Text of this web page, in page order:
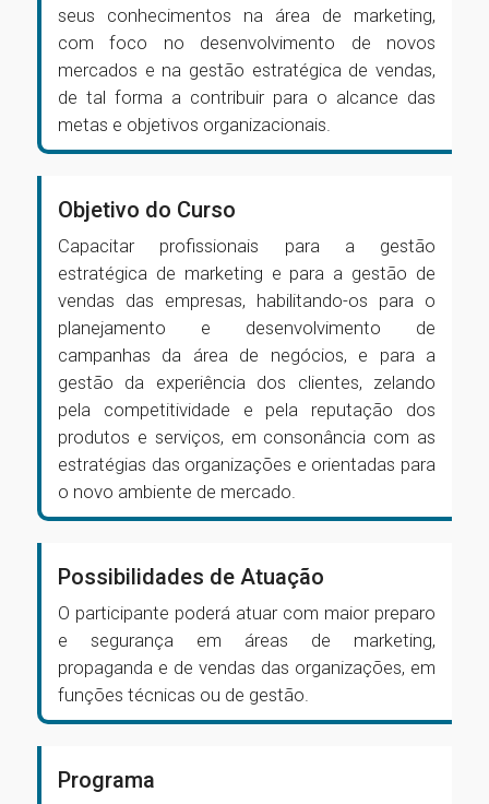
seus conhecimentos na área de marketing,
com foco no desenvolvimento de novos
mercados e na gestão estratégica de vendas,
de tal forma a contribuir para o alcance das
metas e objetivos organizacionais.
Objetivo do Curso
Capacitar profissionais para a gestão
estratégica de marketing e para a gestão de
vendas das empresas, habilitando-os para o
planejamento e desenvolvimento de
campanhas da área de negócios, e para a
gestão da experiência dos clientes, zelando
pela competitividade e pela reputação dos
produtos e serviços, em consonância com as
estratégias das organizações e orientadas para
o novo ambiente de mercado.
Possibilidades de Atuação
O participante poderá atuar com maior preparo
e segurança em áreas de marketing,
propaganda e de vendas das organizações, em
funções técnicas ou de gestão.
Programa